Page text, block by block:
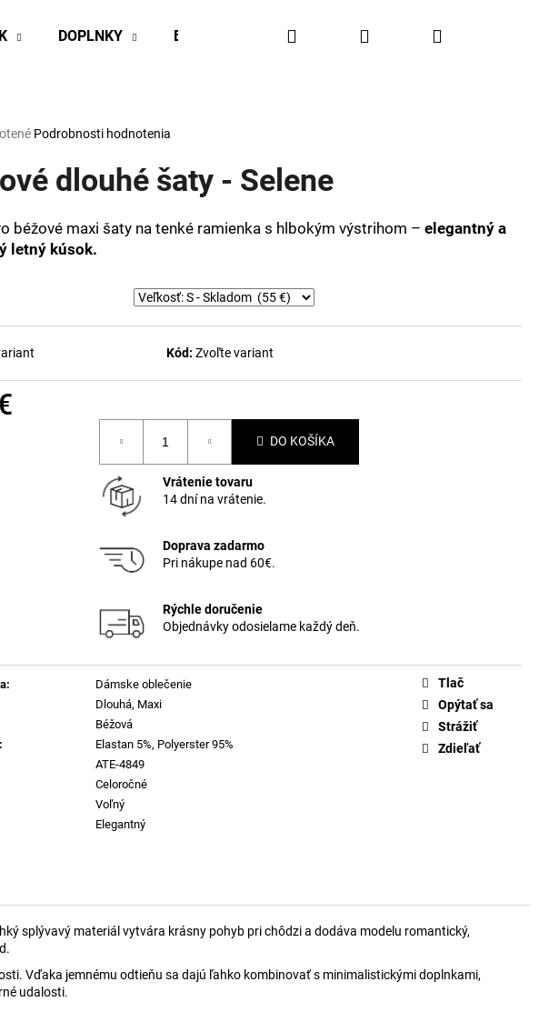
DOPLNKY BESTSELLERS OUTFIT OF THE WEEK
Hľadať PrihlásenieNákupný
Podrobnosti hodnotenia
dlouhé šaty - Selene
béžové maxi šaty na tenké ramienka s hlbokým výstrihom – elegantný a
letný kúsok.
Kód: Zvoľte variant
DO KOŠÍKA
Vrátenie tovaru
14 dní na vrátenie.
Doprava zadarmo
Pri nákupe nad 60€.
Rýchle doručenie
Objednávky odosielame každý deň.
:
Dámske oblečenie
Dlouhá, Maxi
Béžová
:
Elastan 5%, Polyerster 95%
ATE-4849
Celoročné
Voľný
Elegantný
Tlač
Opýtať sa
Strážiť
Zdieľať
splývavý materiál vytvára krásny pohyb pri chôdzi a dodáva modelu romantický,
Vďaka jemnému odtieňu sa dajú ľahko kombinovať s minimalistickými doplnkami,
udalosti.